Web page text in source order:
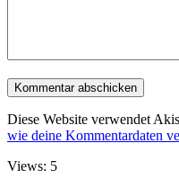
Diese Website verwendet
wie deine Kommentardaten
Views: 5